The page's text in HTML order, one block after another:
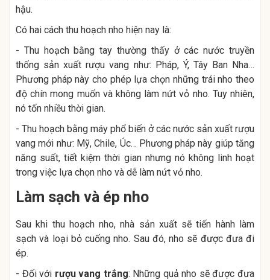
hậu.
Có hai cách thu hoạch nho hiện nay là:
- Thu hoạch bằng tay thường thấy ở các nước truyền
thống sản xuất rượu vang như: Pháp, Ý, Tây Ban Nha…
Phương pháp này cho phép lựa chọn những trái nho theo
độ chín mong muốn và không làm nứt vỏ nho. Tuy nhiên,
nó tốn nhiều thời gian.
- Thu hoạch bằng máy phổ biến ở các nước sản xuất rượu
vang mới như: Mỹ, Chile, Úc… Phương pháp này giúp tăng
năng suất, tiết kiệm thời gian nhưng nó không linh hoạt
trong việc lựa chọn nho và dễ làm nứt vỏ nho.
Làm sạch và ép nho
Sau khi thu hoạch nho, nhà sản xuất sẽ tiến hành làm
sạch và loại bỏ cuống nho. Sau đó, nho sẽ được đưa đi
ép.
- Đối với rượu vang trắng: Những quả nho sẽ được đưa